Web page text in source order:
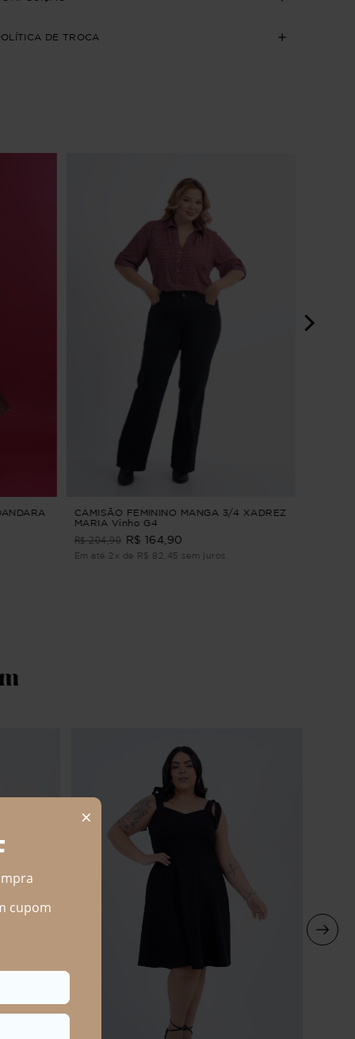
DE TROCA
CAMISÃO FEMININO MANGA 3/4 XADREZ
MARIA Vinho G4
R$ 204,90 R$ 164,90
Em até 2x de R$ 82,45 sem juros